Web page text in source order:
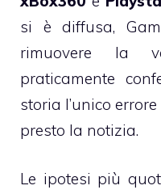
si è diffusa,
rimuovere la
praticamente
storia l’unico
presto la notizia.
Le ipotesi più